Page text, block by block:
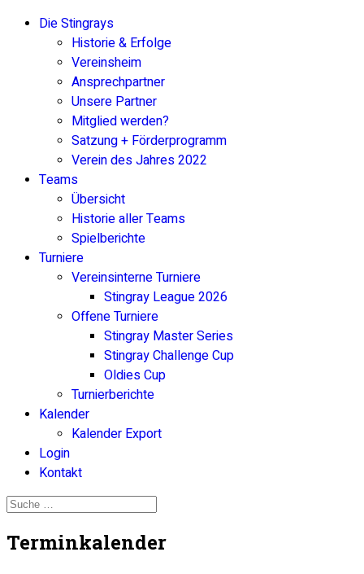
Die Stingrays
Historie & Erfolge
Vereinsheim
Ansprechpartner
Unsere Partner
Mitglied werden?
Satzung + Förderprogramm
Verein des Jahres 2022
Teams
Übersicht
Historie aller Teams
Spielberichte
Turniere
Vereinsinterne Turniere
Stingray League 2026
Offene Turniere
Stingray Master Series
Stingray Challenge Cup
Oldies Cup
Turnierberichte
Kalender
Kalender Export
Login
Kontakt
Terminkalender